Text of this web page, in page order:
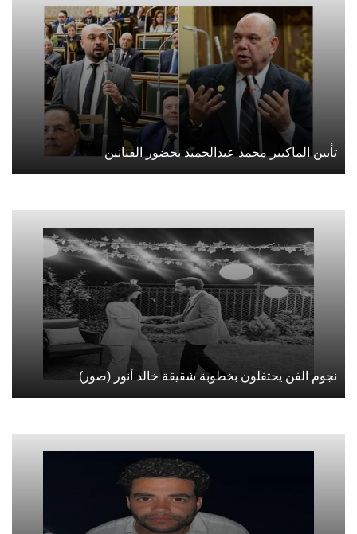
تأبين الماكيير محمد عبدالحميد بحضور الفنانين
نجوم الفن يحتفلون بخطوبة شقيقة خالد أنور (صور)